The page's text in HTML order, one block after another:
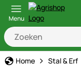
Menu
Home Stal & Erf